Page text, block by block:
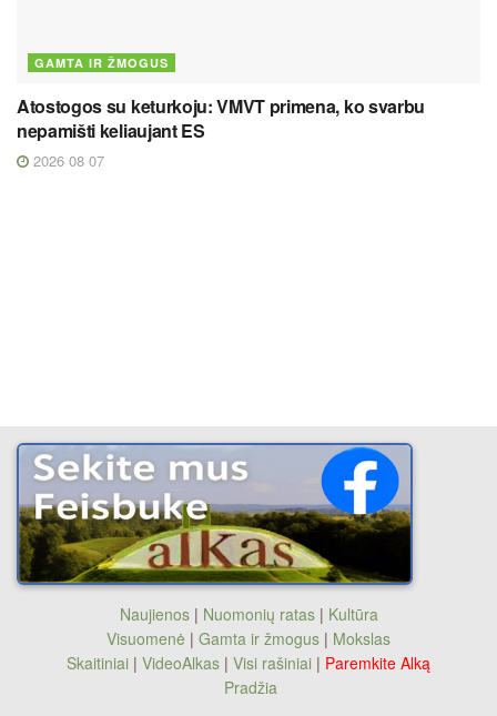
GAMTA IR ŽMOGUS
Atostogos su keturkoju: VMVT primena, ko svarbu
nepamišti keliaujant ES
2026 08 07
Naujienos| Nuomonių ratas| Kultūra
Visuomenė | Gamta ir žmogus | Mokslas
Skaitiniai | VideoAlkas | Visi rašiniai | Paremkite Alką
Pradžia